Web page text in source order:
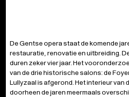
De Gentse opera staat de komende
restauratie, renovatie en uitbreiding.
duren zeker vier jaar. Het
van de drie historische salons: de
Lullyzaal is afgerond. Het interieur van
doorheen de jaren meermaals